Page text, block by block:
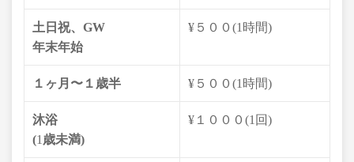
土日祝、GW
年末年始
¥５００(1時間)
１ヶ月〜１歳半 ¥５００(1時間)
沐浴
(1 歳未満)
¥１０００(1回)